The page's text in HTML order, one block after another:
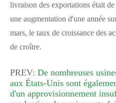
livraison des exportations était
une augmentation d'une année
mars, le taux de croissance des
de croître.
PREV: De nombreuses
aux États-Unis sont
d'un approvisionnement